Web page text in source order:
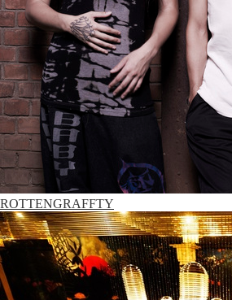
ROTTENGRAFFTY